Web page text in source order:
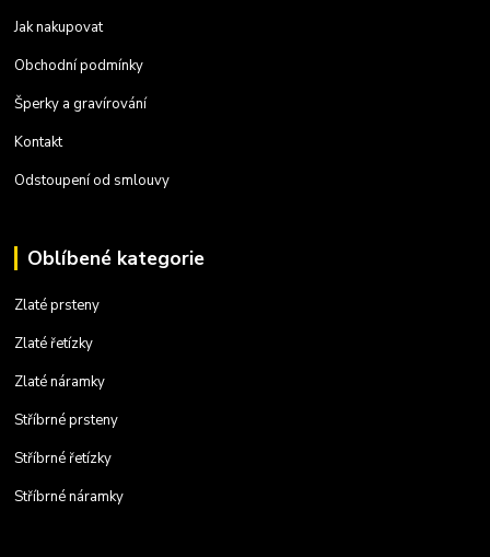
Jak nakupovat
Obchodní podmínky
Šperky a gravírování
Kontakt
Odstoupení od smlouvy
Oblíbené kategorie
Zlaté prsteny
Zlaté řetízky
Zlaté náramky
Stříbrné prsteny
Stříbrné řetízky
Stříbrné náramky